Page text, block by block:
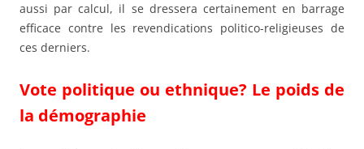
aussi par calcul, il se dressera certainement en barrage
efficace contre les revendications politico-religieuses de
ces derniers.
Vote politique ou ethnique? Le poids de
la démographie